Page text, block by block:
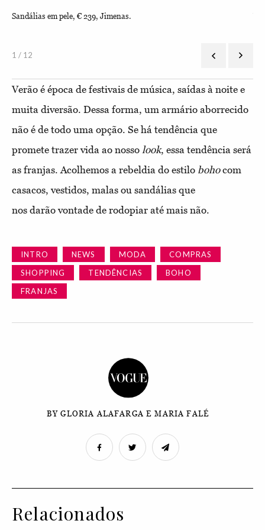
Sandálias em pele, € 239, Jimenas.
1 / 12
Verão é época de festivais de música, saídas à noite e
muita diversão. Dessa forma, um armário aborrecido
não é de todo uma opção. Se há tendência que
promete trazer vida ao nosso look, essa tendência será
as franjas. Acolhemos a rebeldia do estilo bohocom
casacos, vestidos, malas ou sandálias que
nos darão vontade de rodopiar até mais não.
INTRO NEWS MODA
COMPRAS
SHOPPING
TENDÊNCIAS
BOHO
FRANJAS
BY GLORIA ALAFARGA E MARIA FALÉ
Relacionados